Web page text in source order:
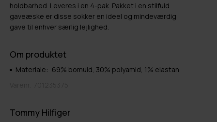
holdbarhed. Leveres i en 4-pak. Pakket i en stilfuld
gaveæske er disse sokker en ideel og mindeværdig
gave til enhver særlig lejlighed.
Om produktet
Materiale: 69% bomuld, 30% polyamid, 1% elastan
Tommy Hilfiger